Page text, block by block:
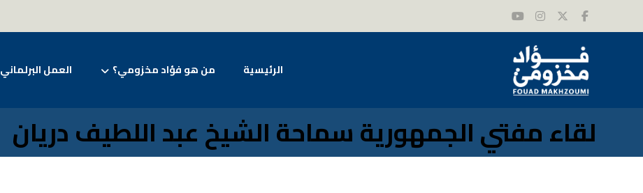
الرئيسية من هو فؤاد مخزومي؟ العمل البرلماني
لقاء مفتي الجمهورية سماحة الشيخ عبد اللطيف دريان